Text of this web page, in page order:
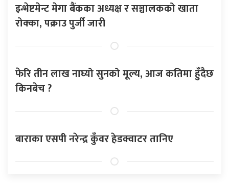
इन्भेष्टमेन्ट मेगा बैंकका अध्यक्ष र सञ्चालकको खाता
रोक्का, पक्राउ पुर्जी जारी
फेरि तीन लाख नाघ्यो सुनको मूल्य, आज कतिमा हुँदैछ
किनबेच ?
बाराका एसपी नरेन्द्र कुँवर हेडक्वाटर तानिए